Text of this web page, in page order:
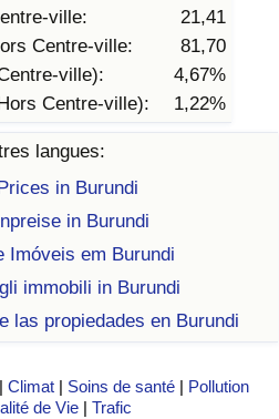
ville:
21,41
Centre-ville:
81,70
ville):
4,67%
Centre-ville):
1,22%
langues:
in Burundi
in Burundi
Imóveis em Burundi
immobili in Burundi
las propiedades en Burundi
|Climat | Soins de santé | Pollution
de Vie |Trafic